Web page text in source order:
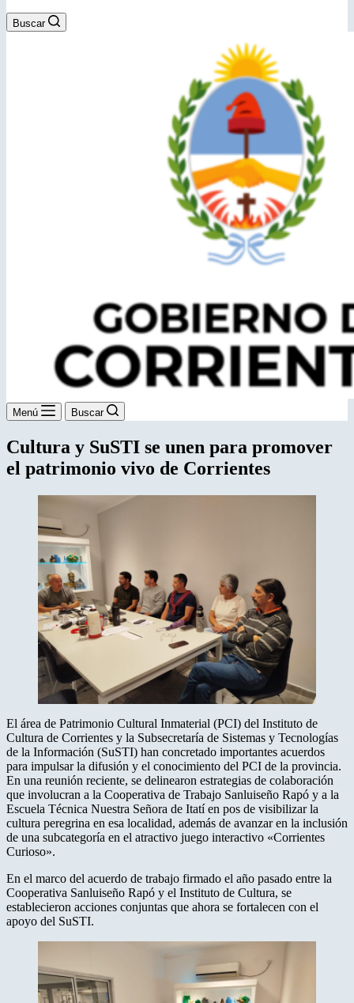
Buscar
Menú Buscar
Cultura y SuSTI se unen para promover
el patrimonio vivo de Corrientes
El área de Patrimonio Cultural Inmaterial (PCI) del Instituto de
Cultura de Corrientes y la Subsecretaría de Sistemas y Tecnologías
de la Información (SuSTI) han concretado importantes acuerdos
para impulsar la difusión y el conocimiento del PCI de la provincia.
En una reunión reciente, se delinearon estrategias de colaboración
que involucran a la Cooperativa de Trabajo Sanluiseño Rapó y a la
Escuela Técnica Nuestra Señora de Itatí en pos de visibilizar la
cultura peregrina en esa localidad, además de avanzar en la inclusión
de una subcategoría en el atractivo juego interactivo «Corrientes
Curioso».
En el marco del acuerdo de trabajo firmado el año pasado entre la
Cooperativa Sanluiseño Rapó y el Instituto de Cultura, se
establecieron acciones conjuntas que ahora se fortalecen con el
apoyo del SuSTI.